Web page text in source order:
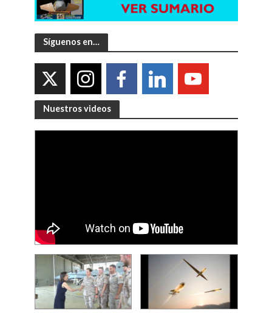
Síguenos en…
Nuestros videos